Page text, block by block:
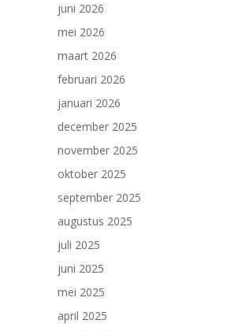
juni 2026
mei 2026
maart 2026
februari 2026
januari 2026
december 2025
november 2025
oktober 2025
september 2025
augustus 2025
juli 2025
juni 2025
mei 2025
april 2025